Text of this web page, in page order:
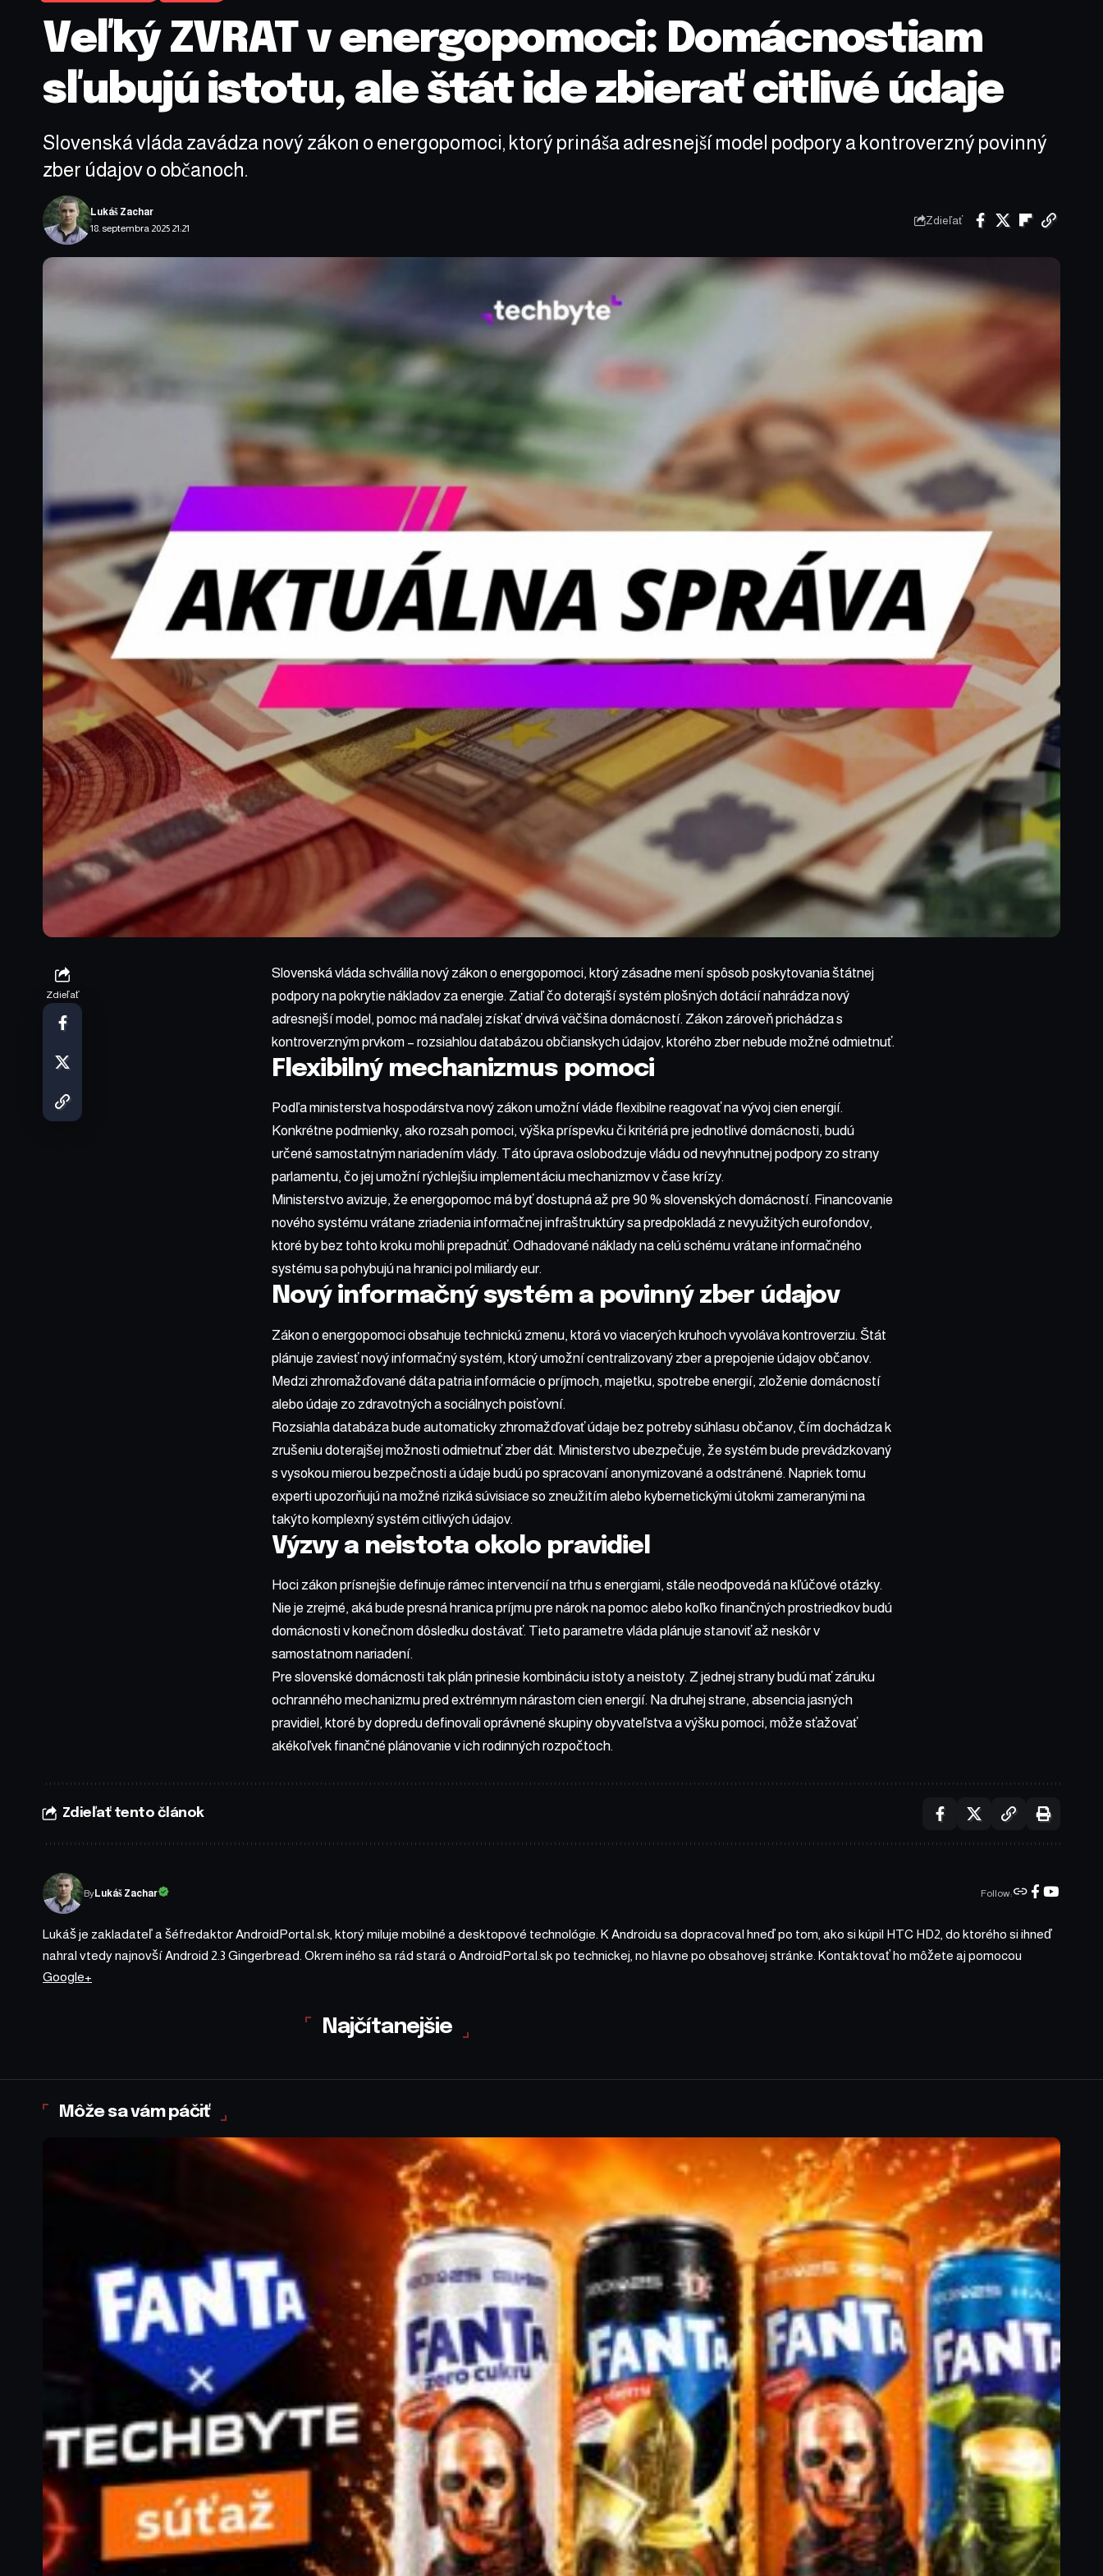
Veľký ZVRAT v energopomoci: Domácnostiam
sľubujú istotu, ale štát ide zbierať citlivé údaje
Slovenská vláda zavádza nový zákon o energopomoci, ktorý prináša adresnejší model podpory a kontroverzný povinný
zber údajov o občanoch.
18. septembra 2025 21:21
Lukáš Zachar
Zdieľať
Zdieľať
Slovenská vláda schválila nový zákon o energopomoci, ktorý zásadne mení spôsob poskytovania štátnej
podpory na pokrytie nákladov za energie. Zatiaľ čo doterajší systém plošných dotácií nahrádza nový
adresnejší model, pomoc má naďalej získať drvivá väčšina domácností. Zákon zároveň prichádza s
kontroverzným prvkom – rozsiahlou databázou občianskych údajov, ktorého zber nebude možné odmietnuť.
Flexibilný mechanizmus pomoci
Podľa ministerstva hospodárstva nový zákon umožní vláde flexibilne reagovať na vývoj cien energií.
Konkrétne podmienky, ako rozsah pomoci, výška príspevku či kritériá pre jednotlivé domácnosti, budú
určené samostatným nariadením vlády. Táto úprava oslobodzuje vládu od nevyhnutnej podpory zo strany
parlamentu, čo jej umožní rýchlejšiu implementáciu mechanizmov v čase krízy.
Ministerstvo avizuje, že energopomoc má byť dostupná až pre 90 % slovenských domácností. Financovanie
nového systému vrátane zriadenia informačnej infraštruktúry sa predpokladá z nevyužitých eurofondov,
ktoré by bez tohto kroku mohli prepadnúť. Odhadované náklady na celú schému vrátane informačného
systému sa pohybujú na hranici pol miliardy eur.
Nový informačný systém a povinný zber údajov
Zákon o energopomoci obsahuje technickú zmenu, ktorá vo viacerých kruhoch vyvoláva kontroverziu. Štát
plánuje zaviesť nový informačný systém, ktorý umožní centralizovaný zber a prepojenie údajov občanov.
Medzi zhromažďované dáta patria informácie o príjmoch, majetku, spotrebe energií, zloženie domácností
alebo údaje zo zdravotných a sociálnych poisťovní.
Rozsiahla databáza bude automaticky zhromažďovať údaje bez potreby súhlasu občanov, čím dochádza k
zrušeniu doterajšej možnosti odmietnuť zber dát. Ministerstvo ubezpečuje, že systém bude prevádzkovaný
s vysokou mierou bezpečnosti a údaje budú po spracovaní anonymizované a odstránené. Napriek tomu
experti upozorňujú na možné riziká súvisiace so zneužitím alebo kybernetickými útokmi zameranými na
takýto komplexný systém citlivých údajov.
Výzvy a neistota okolo pravidiel
Hoci zákon prísnejšie definuje rámec intervencií na trhu s energiami, stále neodpovedá na kľúčové otázky.
Nie je zrejmé, aká bude presná hranica príjmu pre nárok na pomoc alebo koľko finančných prostriedkov budú
domácnosti v konečnom dôsledku dostávať. Tieto parametre vláda plánuje stanoviť až neskôr v
samostatnom nariadení.
Pre slovenské domácnosti tak plán prinesie kombináciu istoty a neistoty. Z jednej strany budú mať záruku
ochranného mechanizmu pred extrémnym nárastom cien energií. Na druhej strane, absencia jasných
pravidiel, ktoré by dopredu definovali oprávnené skupiny obyvateľstva a výšku pomoci, môže sťažovať
akékoľvek finančné plánovanie v ich rodinných rozpočtoch.
Zdieľať tento článok
ByLukáš Zachar Follow:
Lukáš je zakladateľ a šéfredaktor AndroidPortal.sk, ktorý miluje mobilné a desktopové technológie. K Androidu sa dopracoval hneď po tom, ako si kúpil HTC HD2, do ktorého si ihneď
nahral vtedy najnovší Android 2.3 Gingerbread. Okrem iného sa rád stará o AndroidPortal.sk po technickej, no hlavne po obsahovej stránke. Kontaktovať ho môžete aj pomocou
Google+
Najčítanejšie
Môže sa vám páčiť